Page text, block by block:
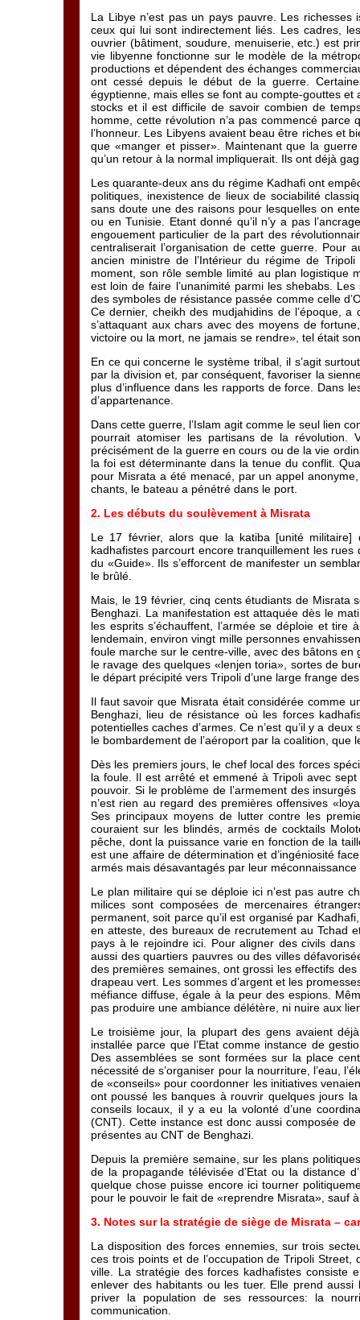
La Libye n’est pas un pays pauvre. Les
ceux qui lui sont indirectement liés. Les cadres,
ouvrier (bâtiment, soudure, menuiserie, etc.) est
vie libyenne fonctionne sur le modèle de la
productions et dépendent des échanges
ont cessé depuis le début de la guerre.
égyptienne, mais elles se font au compte-gouttes et
stocks et il est difficile de savoir combien de
homme, cette révolution n’a pas commencé
l’honneur. Les Libyens avaient beau être riches et
que «manger et pisser». Maintenant que la
qu’un retour à la normal impliquerait. Ils ont déjà
Les quarante-deux ans du régime Kadhafi ont
politiques, inexistence de lieux de sociabilité
sans doute une des raisons pour lesquelles on
ou en Tunisie. Etant donné qu’il n’y a pas
engouement particulier de la part des
centraliserait l’organisation de cette guerre. Pour
ancien ministre de l’Intérieur du régime de
moment, son rôle semble limité au plan logistique
est loin de faire l’unanimité parmi les shebabs.
des symboles de résistance passée comme celle
Ce dernier, cheikh des mudjahidins de l’époque,
s’attaquant aux chars avec des moyens de
victoire ou la mort, ne jamais se rendre», tel était
En ce qui concerne le système tribal, il s’agit
par la division et, par conséquent, favoriser la
plus d’influence dans les rapports de force. Dans
d’appartenance.
Dans cette guerre, l’Islam agit comme le seul lien
pourrait atomiser les partisans de la révolution.
précisément de la guerre en cours ou de la vie
la foi est déterminante dans la tenue du conflit.
pour Misrata a été menacé, par un appel
chants, le bateau a pénétré dans le port.
2. Les débuts du soulèvement à Misrata
Le 17 février, alors que la katiba [unité
kadhafistes parcourt encore tranquillement les
du «Guide». Ils s’efforcent de manifester un
le brûlé.
Mais, le 19 février, cinq cents étudiants de
Benghazi. La manifestation est attaquée dès le
les esprits s’échauffent, l’armée se déploie et
lendemain, environ vingt mille personnes
foule marche sur le centre-ville, avec des bâtons en
le ravage des quelques «lenjen toria», sortes de
le départ précipité vers Tripoli d’une large frange
Il faut savoir que Misrata était considérée comme
Benghazi, lieu de résistance où les forces
potentielles caches d’armes. Ce n’est qu’il y a
le bombardement de l’aéroport par la coalition,
Dès les premiers jours, le chef local des forces
la foule. Il est arrêté et emmené à Tripoli avec
pouvoir. Si le problème de l’armement des
n’est rien au regard des premières offensives
Ses principaux moyens de lutter contre les
couraient sur les blindés, armés de cocktails
pêche, dont la puissance varie en fonction de la
est une affaire de détermination et d’ingéniosité
armés mais désavantagés par leur
Le plan militaire qui se déploie ici n’est pas autre
milices sont composées de mercenaires
permanent, soit parce qu’il est organisé par
en atteste, des bureaux de recrutement au Tchad
pays à le rejoindre ici. Pour aligner des civils
aussi des quartiers pauvres ou des villes
des premières semaines, ont grossi les effectifs
drapeau vert. Les sommes d’argent et les
méfiance diffuse, égale à la peur des espions.
pas produire une ambiance délétère, ni nuire aux
Le troisième jour, la plupart des gens avaient
installée parce que l’Etat comme instance de
Des assemblées se sont formées sur la place
nécessité de s’organiser pour la nourriture, l’eau,
de «conseils» pour coordonner les initiatives
ont poussé les banques à rouvrir quelques jours
conseils locaux, il y a eu la volonté d’une
(CNT). Cette instance est donc aussi composée
présentes au CNT de Benghazi.
Depuis la première semaine, sur les plans
de la propagande télévisée d’Etat ou la distance
quelque chose puisse encore ici tourner
pour le pouvoir le fait de «reprendre Misrata», sauf
3. Notes sur la stratégie de siège de Misrata –
La disposition des forces ennemies, sur trois
ces trois points et de l’occupation de Tripoli
ville. La stratégie des forces kadhafistes consiste
enlever des habitants ou les tuer. Elle prend
priver la population de ses ressources: la
communication.